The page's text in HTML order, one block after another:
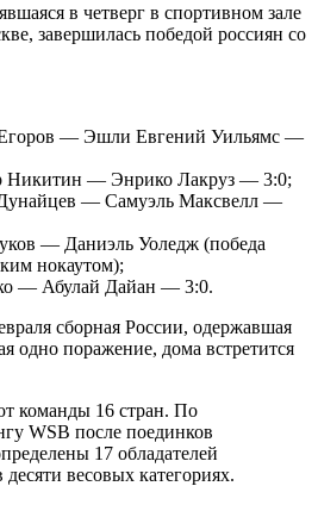
в четверг в спортивном зале
завершилась победой россиян со
— Эшли Евгений Уильямс —
Никитин — Энрико Лакруз — 3:0;
— Самуэль Максвелл —
— Даниэль Уоледж (победа
нокаутом);
— Абулай Дайан — 3:0.
сборная России, одержавшая
одно поражение, дома встретится
команды 16 стран. По
WSB после поединков
17 обладателей
весовых категориях.